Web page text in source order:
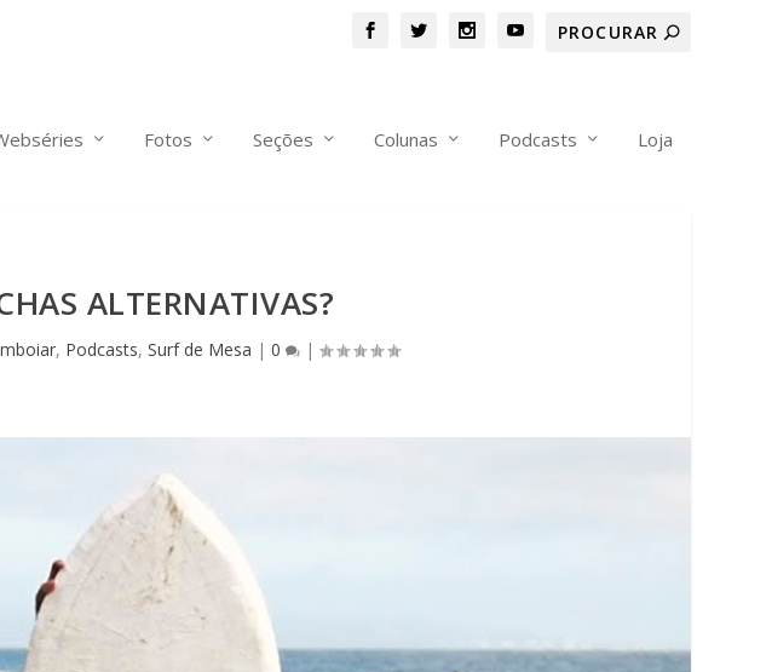
Fotos Seções Colunas Podcasts Loja
ALTERNATIVAS?
, Podcasts, Surf de Mesa | 0 |